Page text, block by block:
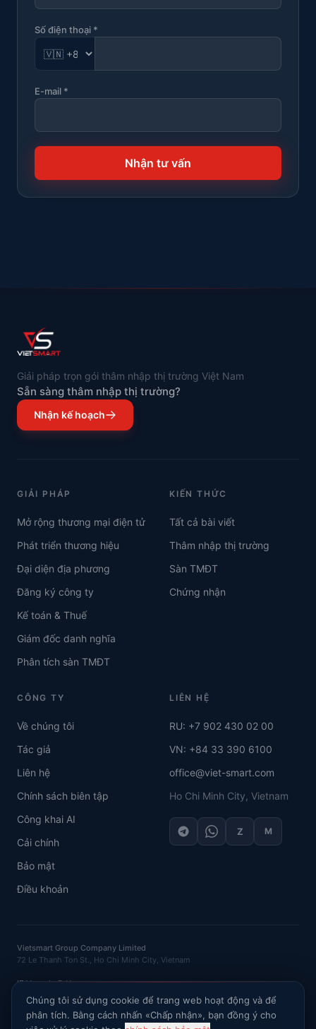
Số điện thoại *
E-mail *
Nhận tư vấn
Giải pháp trọn gói thâm nhập thị trường Việt Nam
Sẵn sàng thâm nhập thị trường?
Nhận kế hoạch
GIẢI PHÁP
Mở rộng thương mại điện tử
Phát triển thương hiệu
Đại diện địa phương
Đăng ký công ty
Kế toán & Thuế
Giám đốc danh nghĩa
Phân tích sàn TMĐT
KIẾN THỨC
Tất cả bài viết
Thâm nhập thị trường
Sàn TMĐT
Chứng nhận
CÔNG TY
Về chúng tôi
Tác giả
Liên hệ
Chính sách biên tập
Công khai AI
Cải chính
Bảo mật
Điều khoản
LIÊN HỆ
RU: +7 902 430 02 00
VN: +84 33 390 6100
office@viet-smart.com
Ho Chi Minh City, Vietnam
Z M
Vietsmart Group Company Limited
72 Le Thanh Ton St., Ho Chi Minh City, Vietnam
IE Vasenin D.N.
OGRNIP
: 320121500016132 · INN : 120702520581
Hỏi AI về thị trường Việt Nam
Chúng tôi sử dụng cookie để trang web hoạt động và để
phân tích. Bằng cách nhấn «Chấp nhận», bạn đồng ý cho